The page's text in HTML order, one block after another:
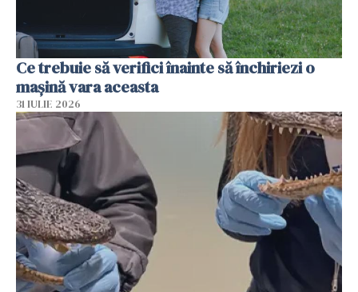
Ce trebuie să verifici înainte să închiriezi o
mașină vara aceasta
31 IULIE 2026